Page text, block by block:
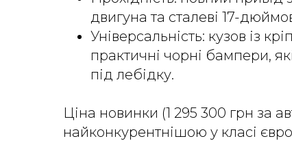
двигуна та сталеві 17-
Універсальність: кузов із
практичні чорні бампери,
під лебідку.
Ціна новинки (1 295 300 грн за
найконкурентнішою у класі